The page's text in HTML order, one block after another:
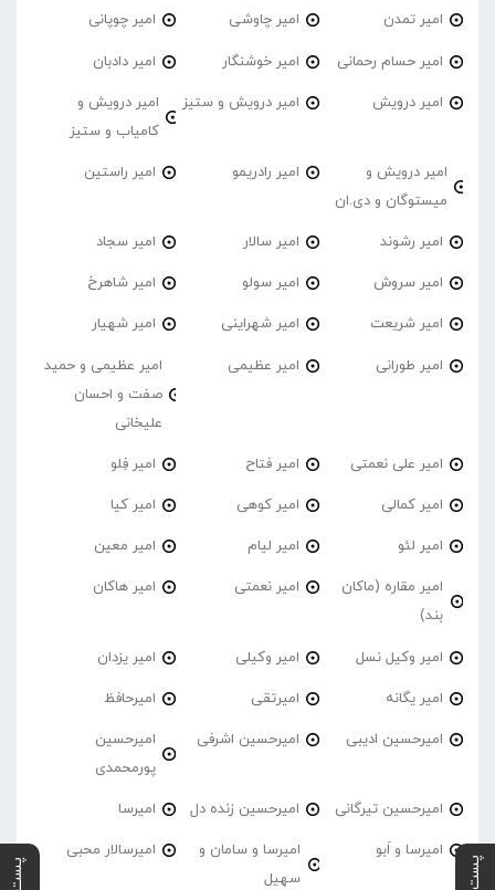
امیر تمدن امیر چاوشی امیر چوپانی
امیر حسام رحمانی امیر خوشنگار امیر دادبان
امیر درویش امیر درویش و ستیز
امیر درویش و
کامیاب و ستیز
امیر درویش و
میستوگان و دی.ان
امیر رادریمو امیر راستین
امیر رشوند امیر سالار امیر سجاد
امیر سروش امیر سولو امیر شاهرخ
امیر شریعت امیر شهراینی امیر شهیار
امیر طورانی امیر عظیمی
امیر عظیمی و حمید
صفت و احسان
علیخانی
امیر علی نعمتی امیر فتاح امیر فِلو
امیر کمالی امیر کوهی امیر کیا
امیر لئو امیر لیام امیر معین
امیر مقاره (ماکان
بند)
امیر نعمتی امیر هاکان
امیر وکیل نسل امیر وکیلی امیر یزدان
امیر یگانه امیرتقی امیرحافظ
امیرحسین ادیبی امیرحسین اشرفی
امیرحسین
پورمحمدی
امیرحسین تیرگانی امیرحسین زنده دل امیرسا
امیرسا و اَبو
امیرسا و سامان و
سهیل
امیرسالار محبی